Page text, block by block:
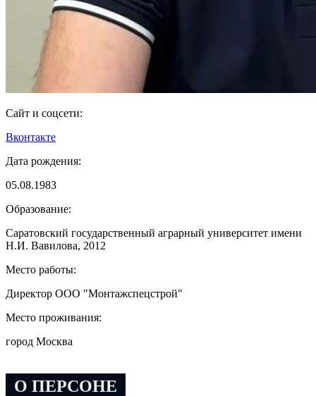
Сайт и соцсети:
Вконтакте
Дата рождения:
05.08.1983
Образование:
Саратовский государственный аграрный университет имени
Н.И. Вавилова, 2012
Место работы:
Директор ООО "Монтажспецстрой"
Место проживания:
город Москва
О ПЕРСОНЕ